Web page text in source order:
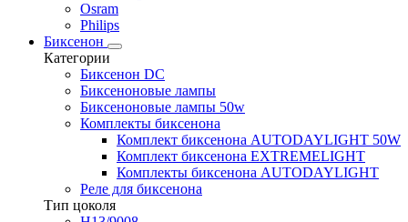
Osram
Philips
Биксенон
Категории
Биксенон DC
Биксеноновые лампы
Биксеноновые лампы 50w
Комплекты биксенона
Комплект биксенона AUTODAYLIGHT 50W
Комплект биксенона EXTREMELIGHT
Комплекты биксенона AUTODAYLIGHT
Реле для биксенона
Тип цоколя